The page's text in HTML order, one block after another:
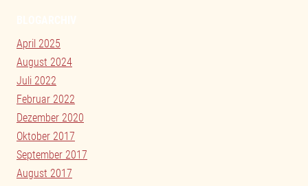
April 2025
August 2024
Juli 2022
Februar 2022
Dezember 2020
Oktober 2017
September 2017
August 2017